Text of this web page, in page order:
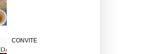
CONVITE